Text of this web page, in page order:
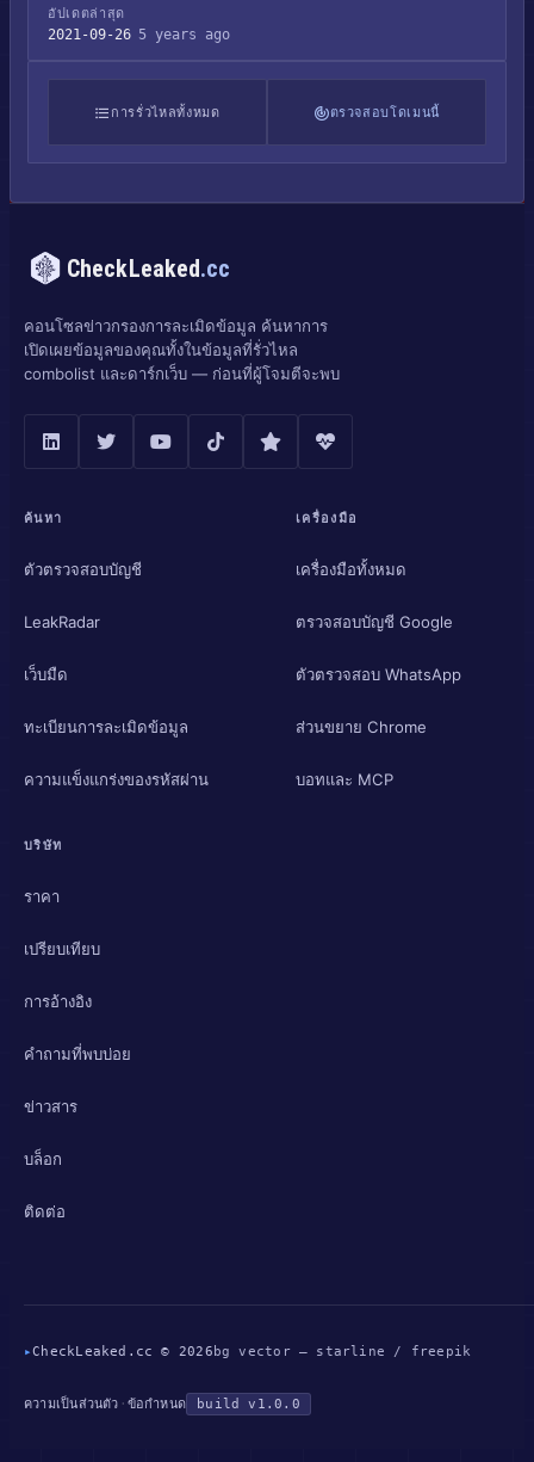
อัปเดตล่าสุด
2021-09-26 5 years ago
การรั่วไหลทั้งหมด ตรวจสอบโดเมนนี้
CheckLeaked.cc
คอนโซลข่าวกรองการละเมิดข้อมูล ค้นหาการ
เปิดเผยข้อมูลของคุณทั้งในข้อมูลที่รั่วไหล
combolist และดาร์กเว็บ — ก่อนที่ผู้โจมตีจะพบ
ค้นหา
ตัวตรวจสอบบัญชี
LeakRadar
เว็บมืด
ทะเบียนการละเมิดข้อมูล
ความแข็งแกร่งของรหัสผ่าน
เครื่องมือ
เครื่องมือทั้งหมด
ตรวจสอบบัญชี Google
ตัวตรวจสอบ WhatsApp
ส่วนขยาย Chrome
บอทและ MCP
บริษัท
ราคา
เปรียบเทียบ
การอ้างอิง
คำถามที่พบบ่อย
ข่าวสาร
บล็อก
ติดต่อ
▸CheckLeaked.cc © 2026 bg vector — starline / freepik
ความเป็นส่วนตัว · ข้อกำหนด build v1.0.0